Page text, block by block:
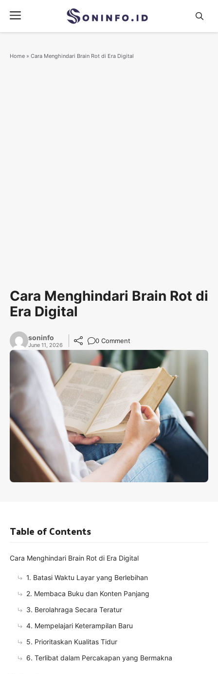
content
Menu
Home » Cara Menghindari Brain Rot di Era Digital
Cara Menghindari Brain Rot di
Era Digital
soninfo
June 11, 2026
0 Comment
Table of Contents
Cara Menghindari Brain Rot di Era Digital
1. Batasi Waktu Layar yang Berlebihan
2. Membaca Buku dan Konten Panjang
3. Berolahraga Secara Teratur
4. Mempelajari Keterampilan Baru
5. Prioritaskan Kualitas Tidur
6. Terlibat dalam Percakapan yang Bermakna